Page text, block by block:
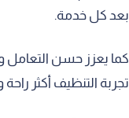
كل خدمة.
يعزز حسن التعامل
التنظيف أكثر راحة